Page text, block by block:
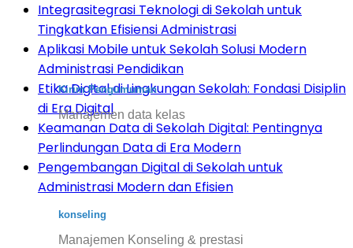
Kirim Pengumuman
Manajemen data kelas
konseling
Manajemen Konseling & prestasi
Integrasitegrasi Teknologi di Sekolah untuk
Tingkatkan Efisiensi Administrasi
Aplikasi Mobile untuk Sekolah Solusi Modern
Administrasi Pendidikan
Etika Digital di Lingkungan Sekolah: Fondasi Disiplin
di Era Digital
Keamanan Data di Sekolah Digital: Pentingnya
Perlindungan Data di Era Modern
Pengembangan Digital di Sekolah untuk
Administrasi Modern dan Efisien